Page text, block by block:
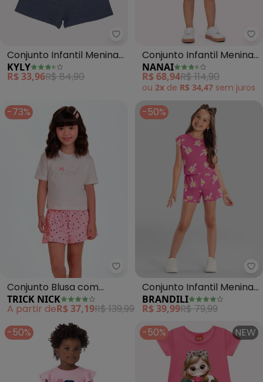
Kyly - Conjunto Infantil Menina
Conjunto Infantil Menina
Lettering (Rosa)
KYLY
R$ 33,96R$ 84,90
Conjunto Infantil Menina
Estampa (Rosa)
NANAI
R$ 68,94R$ 114,90
ou 2x de R$ 34,47 sem juros
-73%
Trick Nick - Conjunto Blusa
Conjunto Blusa com
Shorts (Rosa)
TRICK NICK
A partir deR$ 37,19R$ 139,99
-50%
Conjunto Infantil Menina
de Coqueiros (Rosa)
BRANDILI
R$ 39,99R$ 79,99
-50%
-50% NEW